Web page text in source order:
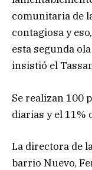
comunitaria de
contagiosa y
esta segunda
insistió el
Se realizan 100
diarias y el 11%
La directora de
barrio Nuevo,